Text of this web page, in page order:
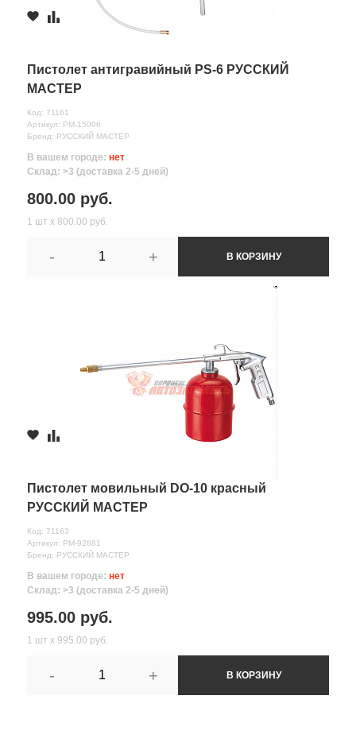
Пистолет антигравийный PS-6 РУССКИЙ
МАСТЕР
Код: 71161
Артикул: РМ-15006
Бренд: РУССКИЙ МАСТЕР
В вашем городе: нет
Склад: >3 (доставка 2-5 дней)
800.00 руб.
1 шт х 800.00 руб.
- + В КОРЗИНУ
Пистолет мовильный DO-10 красный
РУССКИЙ МАСТЕР
Код: 71163
Артикул: РМ-92881
Бренд: РУССКИЙ МАСТЕР
В вашем городе: нет
Склад: >3 (доставка 2-5 дней)
995.00 руб.
1 шт х 995.00 руб.
- + В КОРЗИНУ